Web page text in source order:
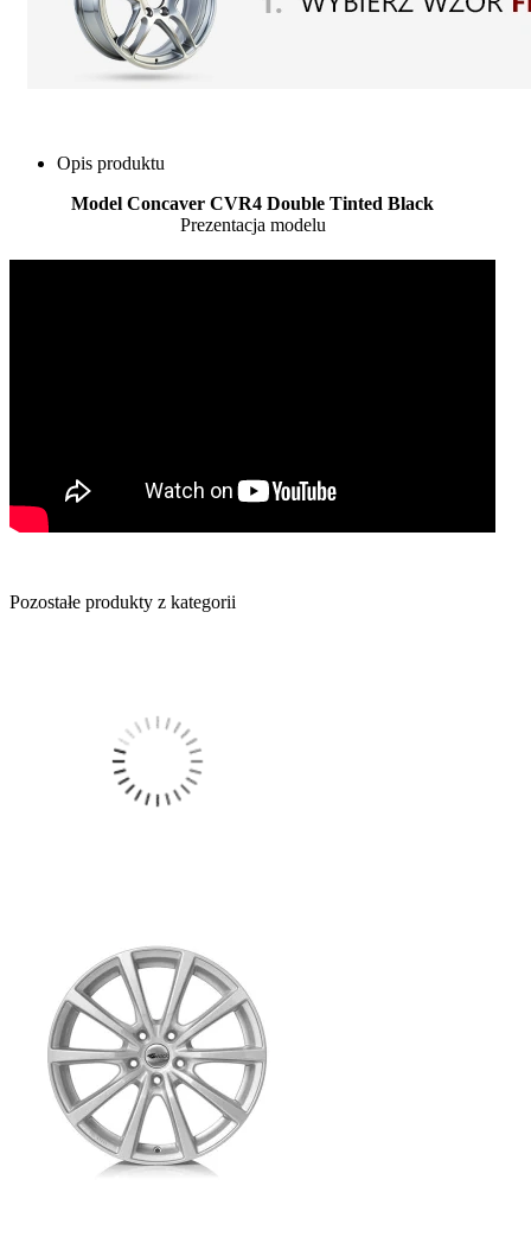
Opis produktu
Model Concaver CVR4 Double Tinted Black
Prezentacja modelu
Pozostałe produkty z kategorii